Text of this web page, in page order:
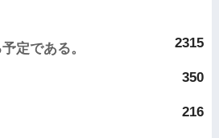
2315
定である。
350
216